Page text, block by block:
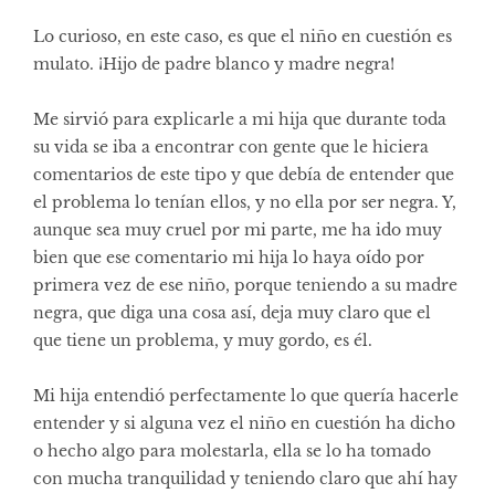
Lo curioso, en este caso, es que el niño en cuestión es
mulato. ¡Hijo de padre blanco y madre negra!
Me sirvió para explicarle a mi hija que durante toda
su vida se iba a encontrar con gente que le hiciera
comentarios de este tipo y que debía de entender que
el problema lo tenían ellos, y no ella por ser negra. Y,
aunque sea muy cruel por mi parte, me ha ido muy
bien que ese comentario mi hija lo haya oído por
primera vez de ese niño, porque teniendo a su madre
negra, que diga una cosa así, deja muy claro que el
que tiene un problema, y muy gordo, es él.
Mi hija entendió perfectamente lo que quería hacerle
entender y si alguna vez el niño en cuestión ha dicho
o hecho algo para molestarla, ella se lo ha tomado
con mucha tranquilidad y teniendo claro que ahí hay